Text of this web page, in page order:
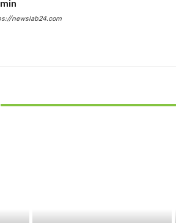
newslab24.com